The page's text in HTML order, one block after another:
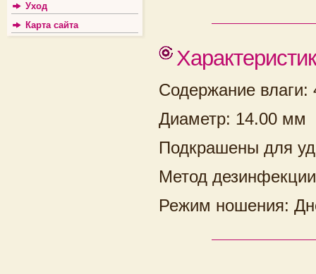
Уход
Карта сайта
Содержание влаги:
Диаметр: 14.00 мм
Подкрашены для
Метод
Режим ношения: